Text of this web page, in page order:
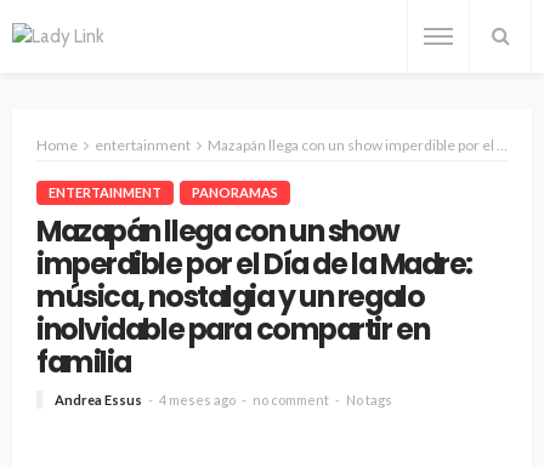
Home entertainment Mazapán llega con un show imperdible por el Día de la Madre: música, nostalgia y un regalo inolvidable para compartir en familia
ENTERTAINMENT PANORAMAS
Mazapán llega con un show
imperdible por el Día de la Madre:
música, nostalgia y un regalo
inolvidable para compartir en
familia
Andrea Essus 4 meses ago no comment No tags